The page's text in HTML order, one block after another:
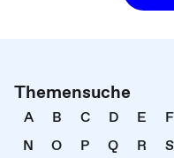
Themensuche
A B C D E F
N
O P Q R S